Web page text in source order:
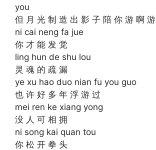
you
但 月 光 制 造 出 影 子 陪 你 游 啊 游
ni cai neng fa jue
你 才 能 发 觉
ling hun de shu lou
灵 魂 的 疏 漏
ye xu hao duo nian fu you guo
也 许 好 多 年 浮 游 过
mei ren ke xiang yong
没 人 可 相 拥
ni song kai quan tou
你 松 开 拳 头